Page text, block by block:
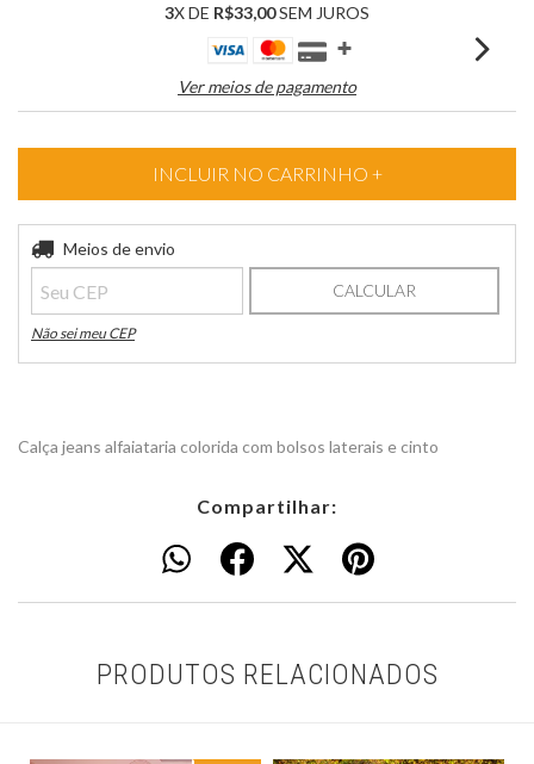
3X DE R$33,00SEM JUROS
Ver meios de pagamento
Entregas para o CEP:
Meios de envio
CALCULAR
Não sei meu CEP
Calça jeans alfaiataria colorida com bolsos laterais e cinto
Compartilhar:
PRODUTOS RELACIONADOS